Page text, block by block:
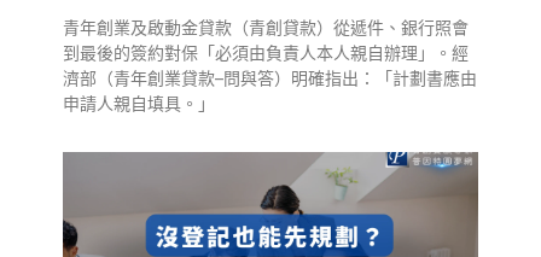
青年創業及啟動金貸款（青創貸款）從遞件、銀行照會
到最後的簽約對保「必須由負責人本人親自辦理」。經
濟部（青年創業貸款–問與答）明確指出：「計劃書應由
申請人親自填具。」